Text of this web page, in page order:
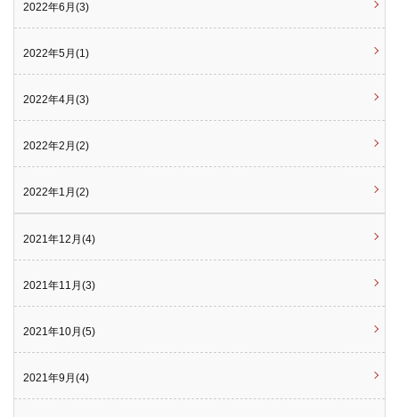
2022年6月(3)
2022年5月(1)
2022年4月(3)
2022年2月(2)
2022年1月(2)
2021年12月(4)
2021年11月(3)
2021年10月(5)
2021年9月(4)